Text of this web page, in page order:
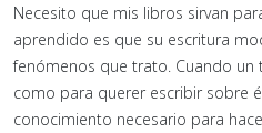
Necesito que mis libros sirvan
aprendido es que su escritura
fenómenos que trato. Cuando un
como para querer escribir sobre
conocimiento necesario para